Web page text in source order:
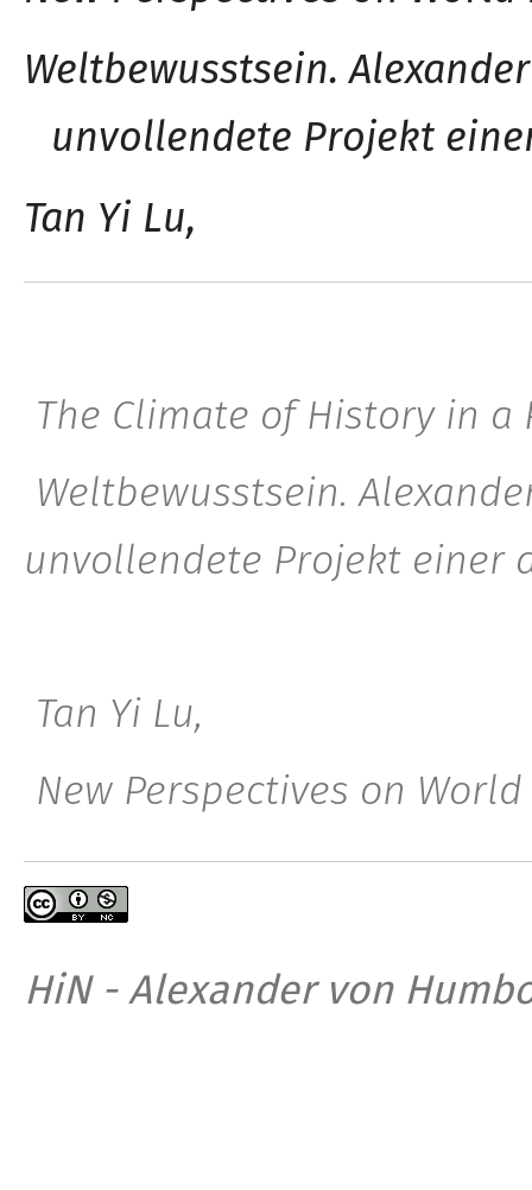
Weltbewusstsein.
unvollendete Projekt
Tan Yi Lu,
The Climate of History in a
Weltbewusstsein.
unvollendete Projekt einer
Tan Yi Lu,
New Perspectives on
HiN - Alexander von